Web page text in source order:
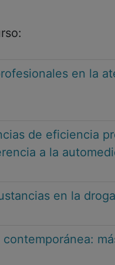
en la
de eficiencia
a la
en la